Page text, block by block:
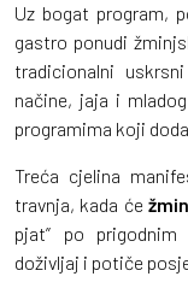
Uz bogat program,
gastro ponudi
tradicionalni
načine, jaja i
programima koji
Treća cjelina
travnja, kada će
pjat” po
doživljaj i potiče